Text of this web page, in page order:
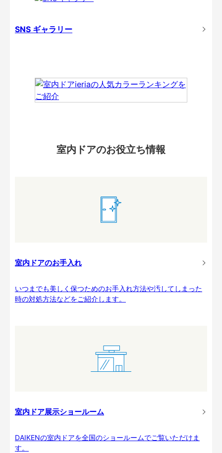
SNS ギャラリー
室内ドアのお役立ち情報
室内ドアのお手入れ
いつまでも美しく保つためのお手入れ方法や汚してしまった
時の対処方法などをご紹介します。
室内ドア展示ショールーム
DAIKENの室内ドアを全国のショールームでご覧いただけま
す。